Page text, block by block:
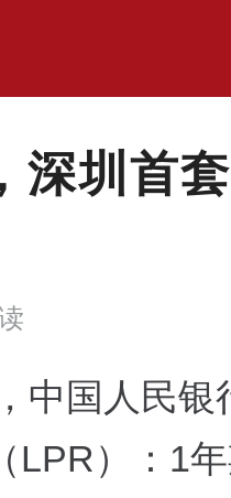
深圳首
中国人民银
LPR）：1